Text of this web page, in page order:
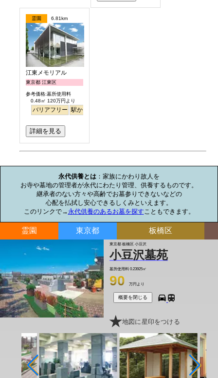
霊園 6.81km
江東メモリアル
東京都 江東区
参考価格:墓所使用料
0.48㎡ 120万円より
バリアフリー 駅から徒歩
詳細を見る
永代供養とは ：家族にかわり故人を
お寺や墓地の管理者が永代にわたり管理、供養するものです。
継承者のない方々や高齢でお墓参りできないなどの
心配を払拭し安心できるしくみといえます。
このリンクで→永代供養のあるお墓を探すこともできます。
霊園 東京都 板橋区
東京都 板橋区 小豆沢
小豆沢墓苑
墓所使用料 0.23925㎡
90 万円より
概要を閉じる
地図に星印をつける